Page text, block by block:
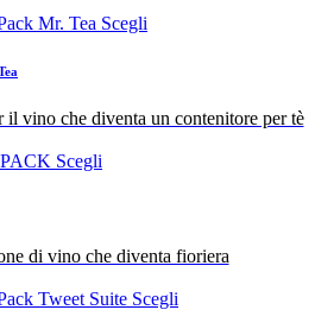
Scegli
il vino che diventa un contenitore per tè
Scegli
di vino che diventa fioriera
Scegli